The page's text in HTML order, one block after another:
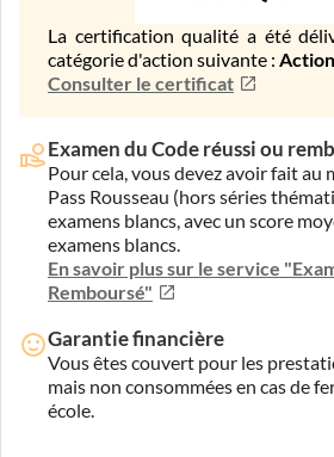
La certification qualité a été
catégorie d'action suivante :
Consulter le certificat
Examen du Code réussi ou
Pour cela, vous devez avoir fait au
Pass Rousseau (hors séries
examens blancs, avec un score
examens blancs.
En savoir plus sur le service
Remboursé"
Garantie financière
Vous êtes couvert pour les
mais non consommées en cas de
école.